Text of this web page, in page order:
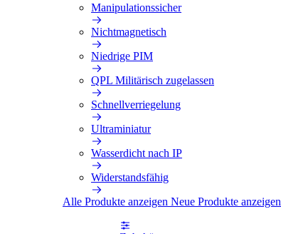
Manipulationssicher
Nichtmagnetisch
Niedrige PIM
QPL Militärisch zugelassen
Schnellverriegelung
Ultraminiatur
Wasserdicht nach IP
Widerstandsfähig
Alle Produkte anzeigen Neue Produkte anzeigen